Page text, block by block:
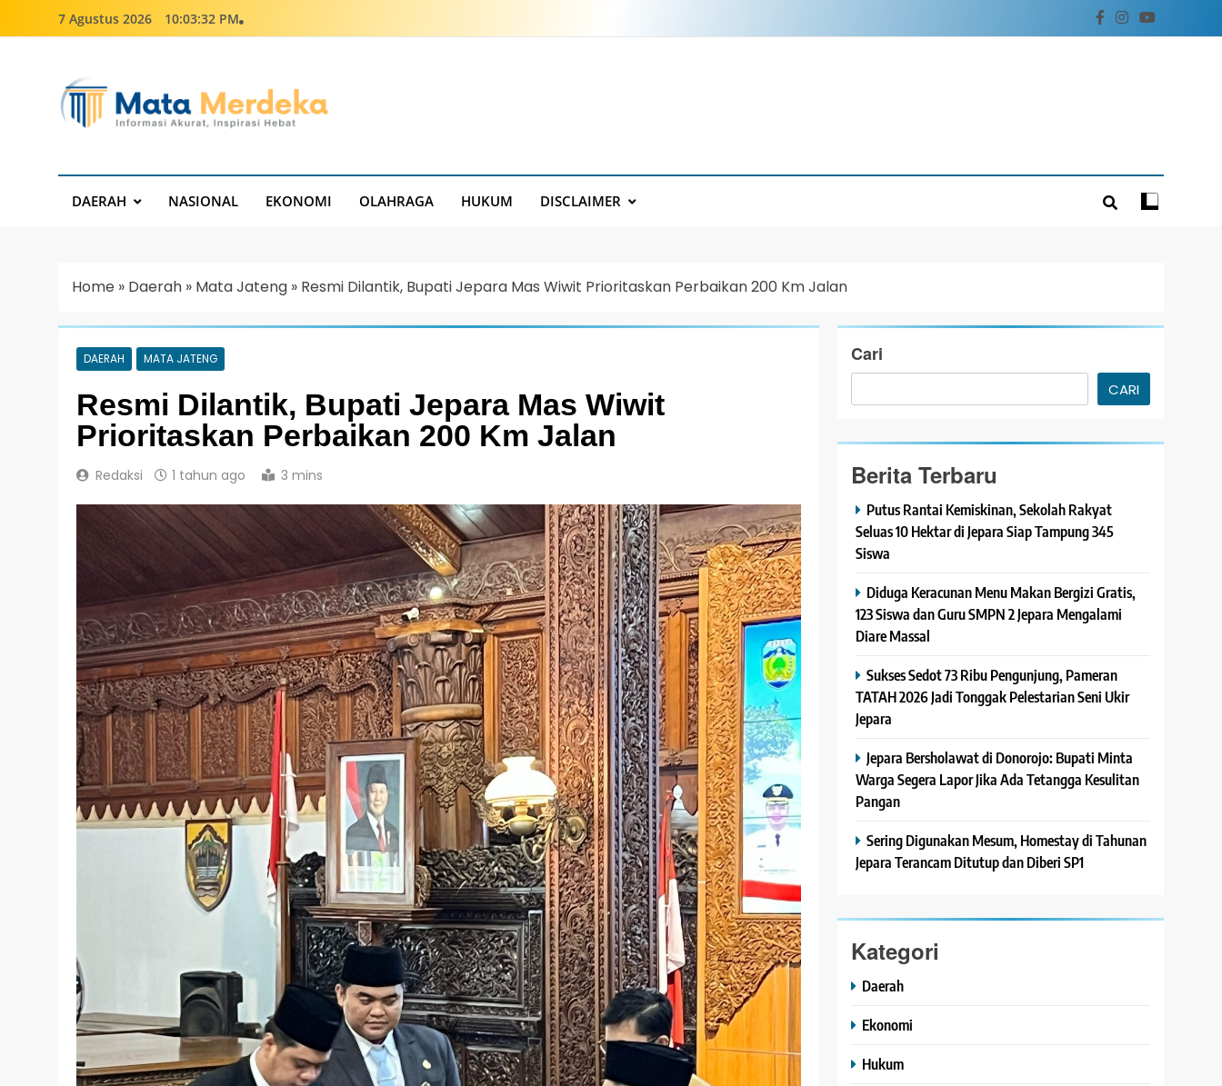
7 Agustus 2026 10:03:32 PM
DAERAH NASIONAL EKONOMI OLAHRAGA HUKUM DISCLAIMER
Home » Daerah » Mata Jateng » Resmi Dilantik, Bupati Jepara Mas Wiwit Prioritaskan Perbaikan 200 Km Jalan
DAERAH MATA JATENG
Resmi Dilantik, Bupati Jepara Mas Wiwit
Prioritaskan Perbaikan 200 Km Jalan
Redaksi 1 tahun ago 3 mins
Cari
CARI
Berita Terbaru
Putus Rantai Kemiskinan, Sekolah Rakyat
Seluas 10 Hektar di Jepara Siap Tampung 345
Siswa
Diduga Keracunan Menu Makan Bergizi Gratis,
123 Siswa dan Guru SMPN 2 Jepara Mengalami
Diare Massal
Sukses Sedot 73 Ribu Pengunjung, Pameran
TATAH 2026 Jadi Tonggak Pelestarian Seni Ukir
Jepara
Jepara Bersholawat di Donorojo: Bupati Minta
Warga Segera Lapor Jika Ada Tetangga Kesulitan
Pangan
Sering Digunakan Mesum, Homestay di Tahunan
Jepara Terancam Ditutup dan Diberi SP1
Kategori
Daerah
Ekonomi
Hukum